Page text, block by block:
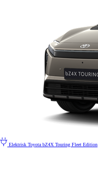
Elektrisk Toyota bZ4X Touring Fleet Edition